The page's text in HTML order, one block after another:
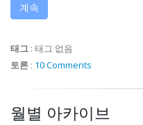
계속
태그 : 태그 없음
토론 : 10 Comments
월별 아카이브